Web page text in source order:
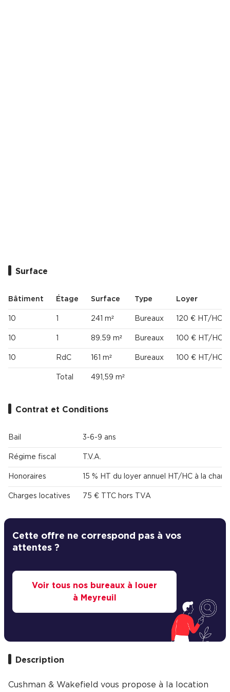
Surface
Bâtiment Étage Surface Type Loyer
10 1 241 m² Bureaux 120 € HT/HC/
10 1 89.59 m² Bureaux 100 € HT/HC/
10 RdC 161 m² Bureaux 100 € HT/HC/
Total 491,59 m²
Contrat et Conditions
Bail 3-6-9 ans
Régime fiscal T.V.A.
Honoraires 15 % HT du loyer annuel HT/HC à la
Charges locatives 75 € TTC hors TVA
Cette offre ne correspond pas à vos
attentes ?
Voir tous nos bureaux à louer
à Meyreuil
Description
Cushman & Wakefield vous propose à la location